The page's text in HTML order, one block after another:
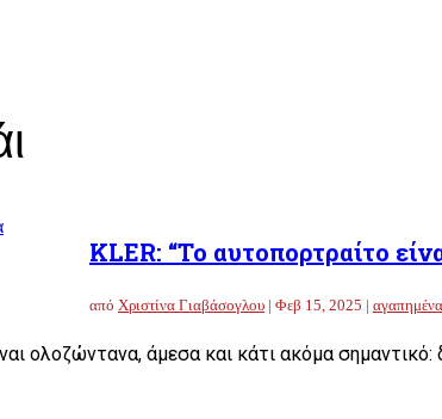
KLER: “Το αυτοπορτραίτο
από Χριστίνα Γιαβάσογλου | Φεβ 15, 2025 | αγαπημένα
ολοζώντανα, άμεσα και κάτι ακόμα